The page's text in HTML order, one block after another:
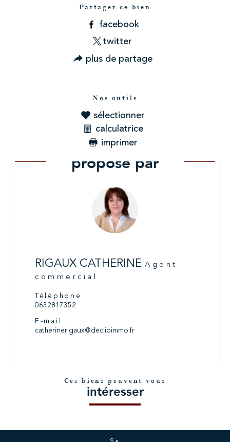
Partager ce bien
facebook
twitter
plus de partage
Nos outils
sélectionner
calculatrice
imprimer
Ce bien vous est
proposé par
RIGAUX CATHERINE Agent
commercial
Téléphone
0632817352
E-mail
catherinerigaux@declipimmo.fr
Ces biens peuvent vous
intéresser